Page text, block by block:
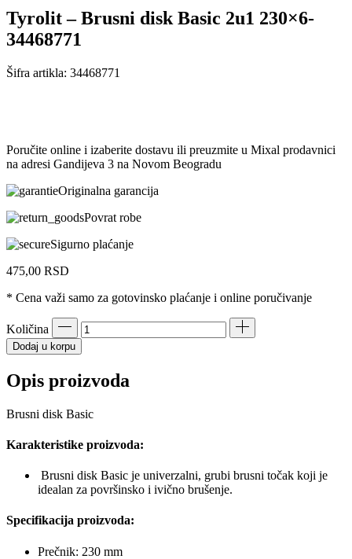
Tyrolit – Brusni disk Basic 2u1 230×6-
34468771
Šifra artikla: 34468771
Poručite online i izaberite dostavu ili preuzmite u Mixal prodavnici
na adresi Gandijeva 3 na Novom Beogradu
Originalna garancija
Povrat robe
Sigurno plaćanje
475,00 RSD
* Cena važi samo za gotovinsko plaćanje i online poručivanje
Količina
Dodaj u korpu
Opis proizvoda
Brusni disk Basic
Karakteristike proizvoda:
Brusni disk Basic je univerzalni, grubi brusni točak koji je
idealan za površinsko i ivično brušenje.
Specifikacija proizvoda:
Prečnik: 230 mm